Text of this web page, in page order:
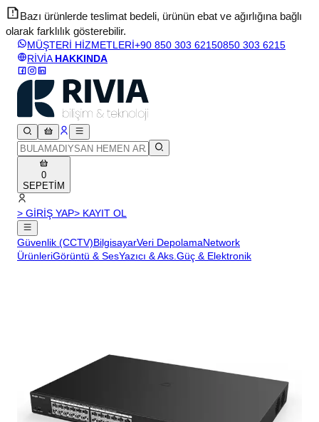
Bazı ürünlerde teslimat bedeli, ürünün ebat ve ağırlığına bağlı
olarak farklılık gösterebilir.
MÜŞTERİ HİZMETLERİ+90 850 303 62150850 303 6215
RİVİA HAKKINDA
0
SEPETİM
> GİRİŞ YAP> KAYIT OL
Güvenlik (CCTV)BilgisayarVeri DepolamaNetwork
ÜrünleriGörüntü & SesYazıcı & Aks.Güç & Elektronik